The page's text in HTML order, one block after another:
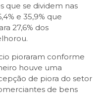
que se dividem nas
e 35,9% que
27,6% dos
pioraram conforme
houve uma
de piora do setor
de bens